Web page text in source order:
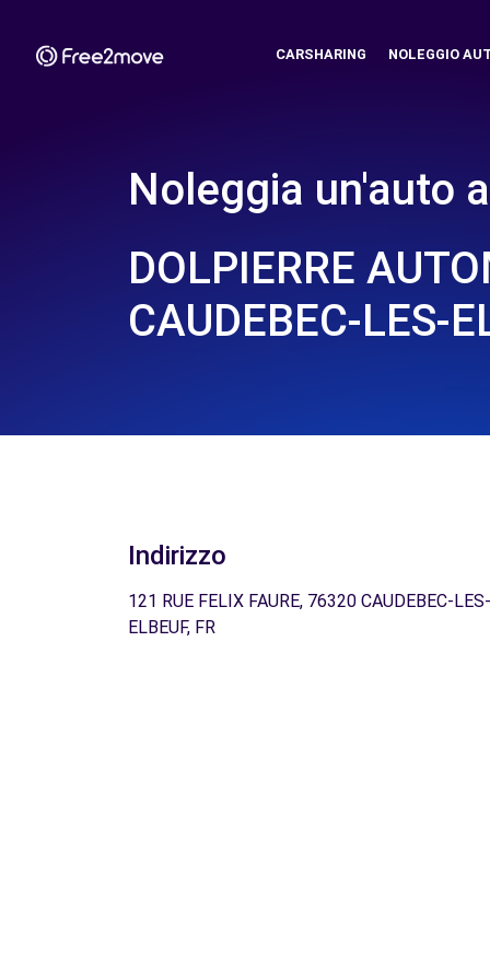
CARSHARING NOLEGGIO
Noleggia un'auto a
DOLPIERRE
CAUDEBEC-LES-
Indirizzo
121 RUE FELIX FAURE, 76320 CAUDEBEC-LES-
ELBEUF, FR